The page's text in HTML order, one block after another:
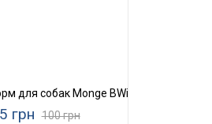
для собак Monge BWild Grain Free
грн 100 грн